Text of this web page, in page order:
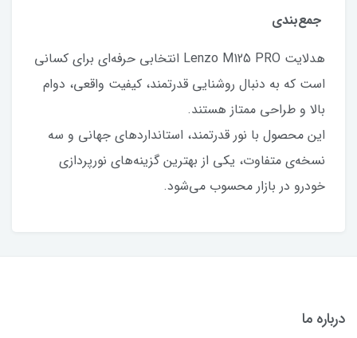
جمع‌بندی
هدلایت Lenzo M125 PRO انتخابی حرفه‌ای برای کسانی
است که به دنبال روشنایی قدرتمند، کیفیت واقعی، دوام
بالا و طراحی ممتاز هستند.
این محصول با نور قدرتمند، استانداردهای جهانی و سه
نسخه‌ی متفاوت، یکی از بهترین گزینه‌های نورپردازی
خودرو در بازار محسوب می‌شود.
درباره ما